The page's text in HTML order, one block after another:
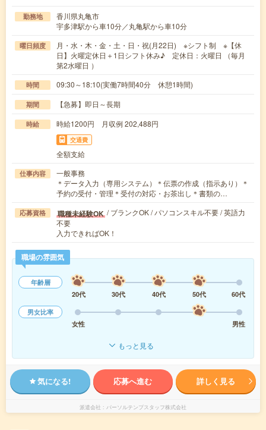
勤務地
香川県丸亀市
宇多津駅から車10分／丸亀駅から車10分
曜日頻度
月・水・木・金・土・日・祝(月22日) ※シフト制 ※【休
日】火曜定休日＋1日シフト休み♪ 定休日：火曜日 （毎月
第2水曜日 ）
時間 09:30～18:10(実働7時間40分 休憩1時間)
期間 【急募】即日～長期
時給 時給1200円 月収例 202,488円
交通費
全額支給
仕事内容
一般事務
＊データ入力（専用システム）＊伝票の作成（指示あり）＊
予約の受付・管理＊受付の対応・お茶出し＊書類の…
応募資格 職種未経験OK / ブランクOK / パソコンスキル不要 / 英語力
不要
入力できればOK！
職場の雰囲気
年齢層
20代
30代 40代 50代
60代
男女比率
女性
男性
もっと見る
気になる! 応募へ進む 詳しく見る
派遣会社 パーソルテンプスタッフ株式会社